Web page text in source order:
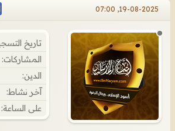
19-08-2025, 07:00
تاريخ
المشاركات:
الدين:
آخر نشاط:
على الساعة: